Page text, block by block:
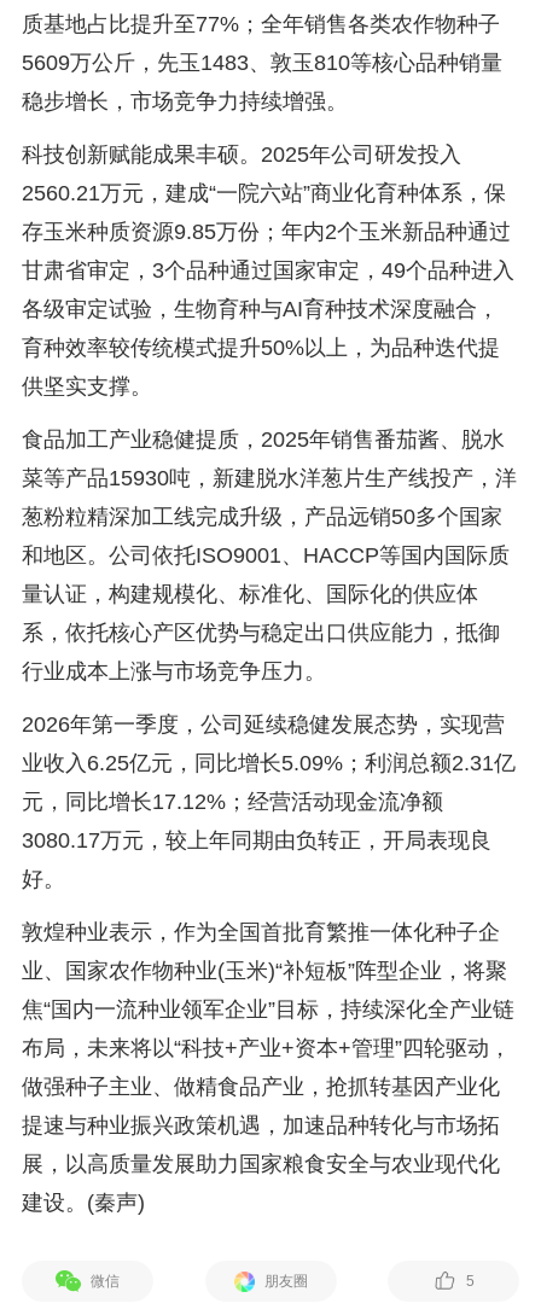
质基地占比提升至77%；全年销售各类农作物种子
5609万公斤，先玉1483、敦玉810等核心品种销量
稳步增长，市场竞争力持续增强。
科技创新赋能成果丰硕。2025年公司研发投入
2560.21万元，建成“一院六站”商业化育种体系，保
存玉米种质资源9.85万份；年内2个玉米新品种通过
甘肃省审定，3个品种通过国家审定，49个品种进入
各级审定试验，生物育种与AI育种技术深度融合，
育种效率较传统模式提升50%以上，为品种迭代提
供坚实支撑。
食品加工产业稳健提质，2025年销售番茄酱、脱水
菜等产品15930吨，新建脱水洋葱片生产线投产，洋
葱粉粒精深加工线完成升级，产品远销50多个国家
和地区。公司依托ISO9001、HACCP等国内国际质
量认证，构建规模化、标准化、国际化的供应体
系，依托核心产区优势与稳定出口供应能力，抵御
行业成本上涨与市场竞争压力。
2026年第一季度，公司延续稳健发展态势，实现营
业收入6.25亿元，同比增长5.09%；利润总额2.31亿
元，同比增长17.12%；经营活动现金流净额
3080.17万元，较上年同期由负转正，开局表现良
好。
敦煌种业表示，作为全国首批育繁推一体化种子企
业、国家农作物种业(玉米)“补短板”阵型企业，将聚
焦“国内一流种业领军企业”目标，持续深化全产业链
布局，未来将以“科技+产业+资本+管理”四轮驱动，
做强种子主业、做精食品产业，抢抓转基因产业化
提速与种业振兴政策机遇，加速品种转化与市场拓
展，以高质量发展助力国家粮食安全与农业现代化
建设。(秦声)
微信 朋友圈 5